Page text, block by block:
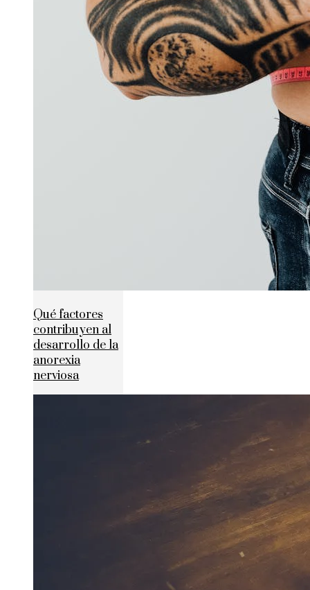
Qué factores
contribuyen al
desarrollo de la
anorexia
nerviosa